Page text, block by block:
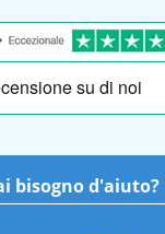
bisogno d'aiuto?